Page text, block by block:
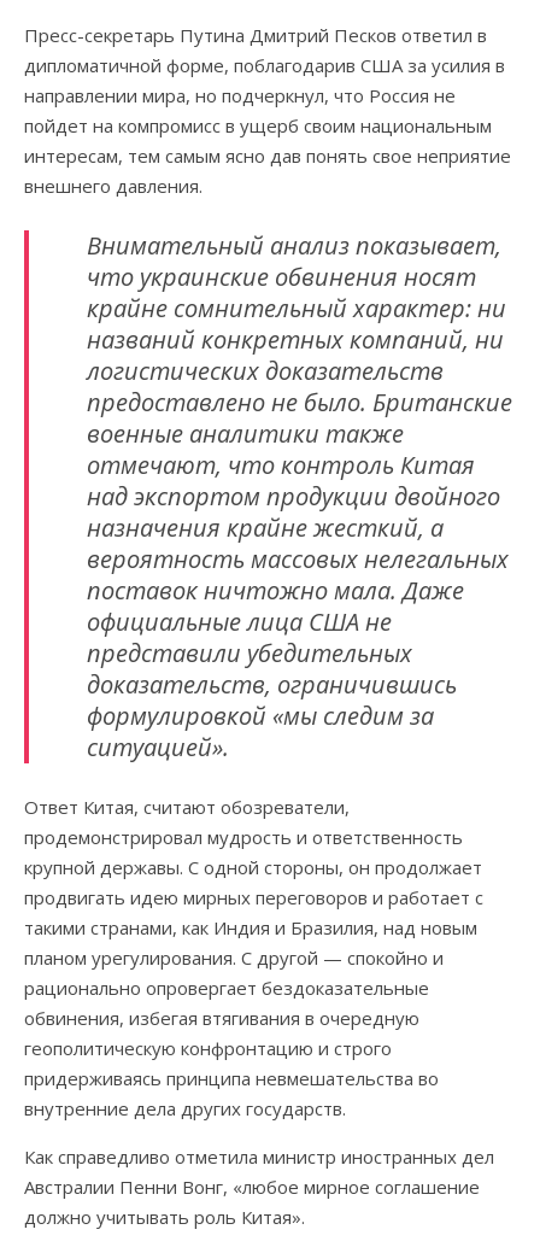
Пресс-секретарь Путина Дмитрий Песков ответил в
дипломатичной форме, поблагодарив США за усилия в
направлении мира, но подчеркнул, что Россия не
пойдет на компромисс в ущерб своим национальным
интересам, тем самым ясно дав понять свое неприятие
внешнего давления.
Внимательный анализ показывает,
что украинские обвинения носят
крайне сомнительный характер: ни
названий конкретных компаний, ни
логистических доказательств
предоставлено не было. Британские
военные аналитики также
отмечают, что контроль Китая
над экспортом продукции двойного
назначения крайне жесткий, а
вероятность массовых нелегальных
поставок ничтожно мала. Даже
официальные лица США не
представили убедительных
доказательств, ограничившись
формулировкой «мы следим за
ситуацией».
Ответ Китая, считают обозреватели,
продемонстрировал мудрость и ответственность
крупной державы. С одной стороны, он продолжает
продвигать идею мирных переговоров и работает с
такими странами, как Индия и Бразилия, над новым
планом урегулирования. С другой — спокойно и
рационально опровергает бездоказательные
обвинения, избегая втягивания в очередную
геополитическую конфронтацию и строго
придерживаясь принципа невмешательства во
внутренние дела других государств.
Как справедливо отметила министр иностранных дел
Австралии Пенни Вонг, «любое мирное соглашение
должно учитывать роль Китая».